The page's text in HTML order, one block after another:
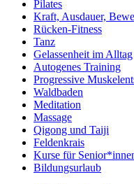
Pilates
Kraft, Ausdauer,
Rücken-Fitness
Tanz
Gelassenheit im Alltag
Autogenes Training
Progressive
Waldbaden
Meditation
Massage
Qigong und Taiji
Feldenkrais
Kurse für
Bildungsurlaub